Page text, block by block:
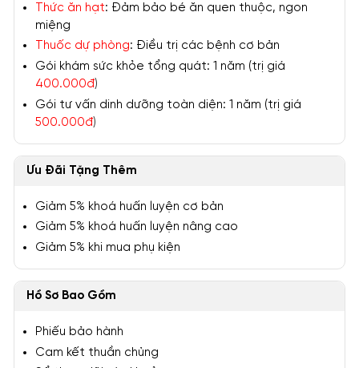
Thức ăn hạt: Đảm bảo bé ăn quen thuộc, ngon
miệng
Thuốc dự phòng: Điều trị các bệnh cơ bản
Gói khám sức khỏe tổng quát: 1 năm (trị giá
400.000đ)
Gói tư vấn dinh dưỡng toàn diện: 1 năm (trị giá
500.000đ)
Ưu Đãi Tặng Thêm
Giảm 5% khoá huấn luyện cơ bản
Giảm 5% khoá huấn luyện nâng cao
Giảm 5% khi mua phụ kiện
Hồ Sơ Bao Gồm
Phiếu bảo hành
Cam kết thuần chủng